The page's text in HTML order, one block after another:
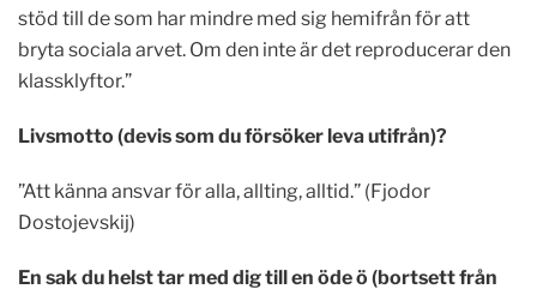
stöd till de som har mindre med sig hemifrån för att
bryta sociala arvet. Om den inte är det reproducerar den
klassklyftor.”
Livsmotto (devis som du försöker leva utifrån)?
”Att känna ansvar för alla, allting, alltid.” (Fjodor
Dostojevskij)
En sak du helst tar med dig till en öde ö (bortsett från